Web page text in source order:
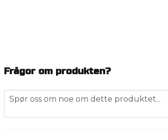
Frågor om produkten?
question
Spør oss om noe om dette produktet...